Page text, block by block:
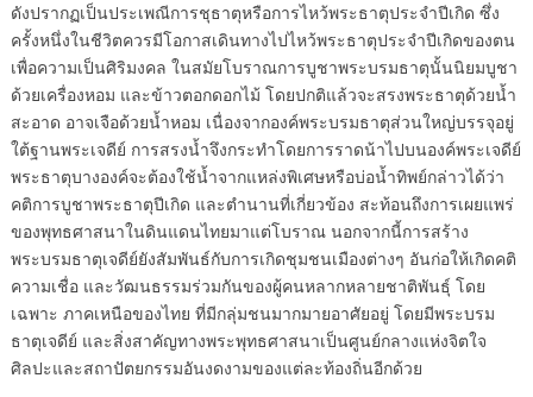
ดังปรากฏเป็นประเพณีการชุธาตุหรือการไหว้พระธาตุประจำปีเกิด ซึ่ง
ครั้งหนึ่งในชีวิตควรมีโอกาสเดินทางไปไหว้พระธาตุประจำปีเกิดของตน
เพื่อความเป็นศิริมงคล ในสมัยโบราณการบูชาพระบรมธาตุนั้นนิยมบูชา
ด้วยเครื่องหอม และข้าวตอกดอกไม้ โดยปกติแล้วจะสรงพระธาตุด้วยน้ำ
สะอาด อาจเจือด้วยน้ำหอม เนื่องจากองค์พระบรมธาตุส่วนใหญ่บรรจุอยู่
ใต้ฐานพระเจดีย์ การสรงน้ำจึงกระทำโดยการราดน้าไปบนองค์พระเจดีย์
พระธาตุบางองค์จะต้องใช้น้ำจากแหล่งพิเศษหรือบ่อน้ำทิพย์กล่าวได้ว่า
คติการบูชาพระธาตุปีเกิด และตำนานที่เกี่ยวข้อง สะท้อนถึงการเผยแพร่
ของพุทธศาสนาในดินแดนไทยมาแต่โบราณ นอกจากนี้การสร้าง
พระบรมธาตุเจดีย์ยังสัมพันธ์กับการเกิดชุมชนเมืองต่างๆ อันก่อให้เกิดคติ
ความเชื่อ และวัฒนธรรมร่วมกันของผู้คนหลากหลายชาติพันธุ์ โดย
เฉพาะ ภาคเหนือของไทย ที่มีกลุ่มชนมากมายอาศัยอยู่ โดยมีพระบรม
ธาตุเจดีย์ และสิ่งสาคัญทางพระพุทธศาสนาเป็นศูนย์กลางแห่งจิตใจ
ศิลปะและสถาปัตยกรรมอันงดงามของแต่ละท้องถิ่นอีกด้วย